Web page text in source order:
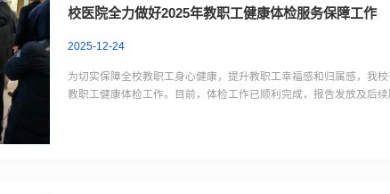
校医院全力做好2025年教职工健康体检服务保障工作
2025-12-24
为切实保障全校教职工身心健康，提升教职工幸福感和归属感，我
教职工健康体检工作。目前，体检工作已顺利完成，报告发放及后